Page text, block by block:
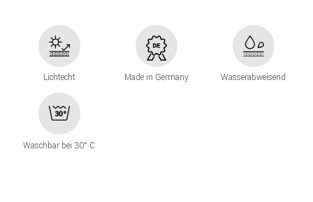
Lichtecht Made in Germany Wasserabweisend
Waschbar bei 30° C